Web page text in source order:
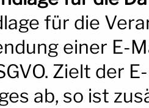
für die
einer E-
Zielt der
ab, so ist